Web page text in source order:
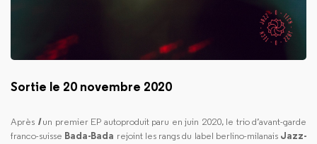
Sortie le 20 novembre 2020
Après I un premier EP autoproduit paru en juin 2020, le trio d’avant-garde
franco-suisse Bada-Bada rejoint les rangs du label berlino-milanais Jazz-